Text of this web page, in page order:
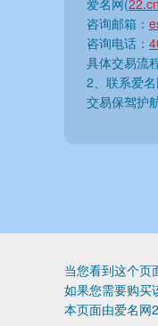
爱名网(22.cn
咨询邮箱：
咨询电话：
具体交易流
2、联系爱
交易保驾护
当您看到这个页
如果您需要购买
本页面由爱名网